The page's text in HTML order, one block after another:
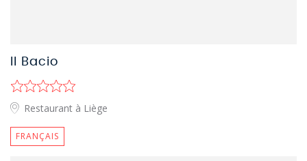
Il Bacio
Restaurant à Liège
FRANÇAIS